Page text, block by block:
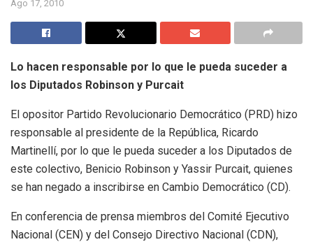
Ago 17, 2010
Lo hacen responsable por lo que le pueda suceder a
los Diputados Robinson y Purcait
El opositor Partido Revolucionario Democrático (PRD) hizo
responsable al presidente de la República, Ricardo
Martinellí, por lo que le pueda suceder a los Diputados de
este colectivo, Benicio Robinson y Yassir Purcait, quienes
se han negado a inscribirse en Cambio Democrático (CD).
En conferencia de prensa miembros del Comité Ejecutivo
Nacional (CEN) y del Consejo Directivo Nacional (CDN),